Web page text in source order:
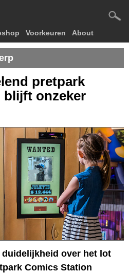
Voorkeuren About
pretpark
blijft onzeker
over het lot
Comics Station